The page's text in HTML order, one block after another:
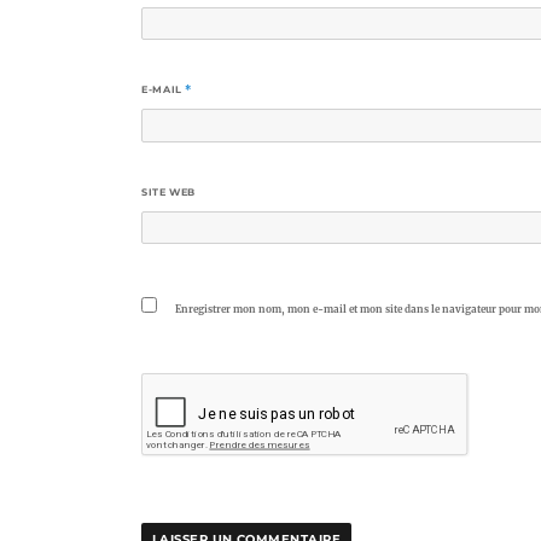
E-MAIL*
SITE WEB
Enregistrer mon nom, mon e-mail et mon site dans le navigateur pour